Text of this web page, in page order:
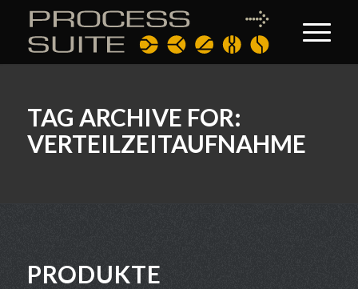
TAG ARCHIVE FOR:
VERTEILZEITAUFNAHME
PRODUKTE